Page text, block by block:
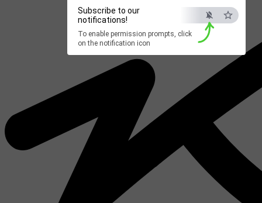
Subscribe to our
notifications!
To enable permission prompts, click
on the notification icon